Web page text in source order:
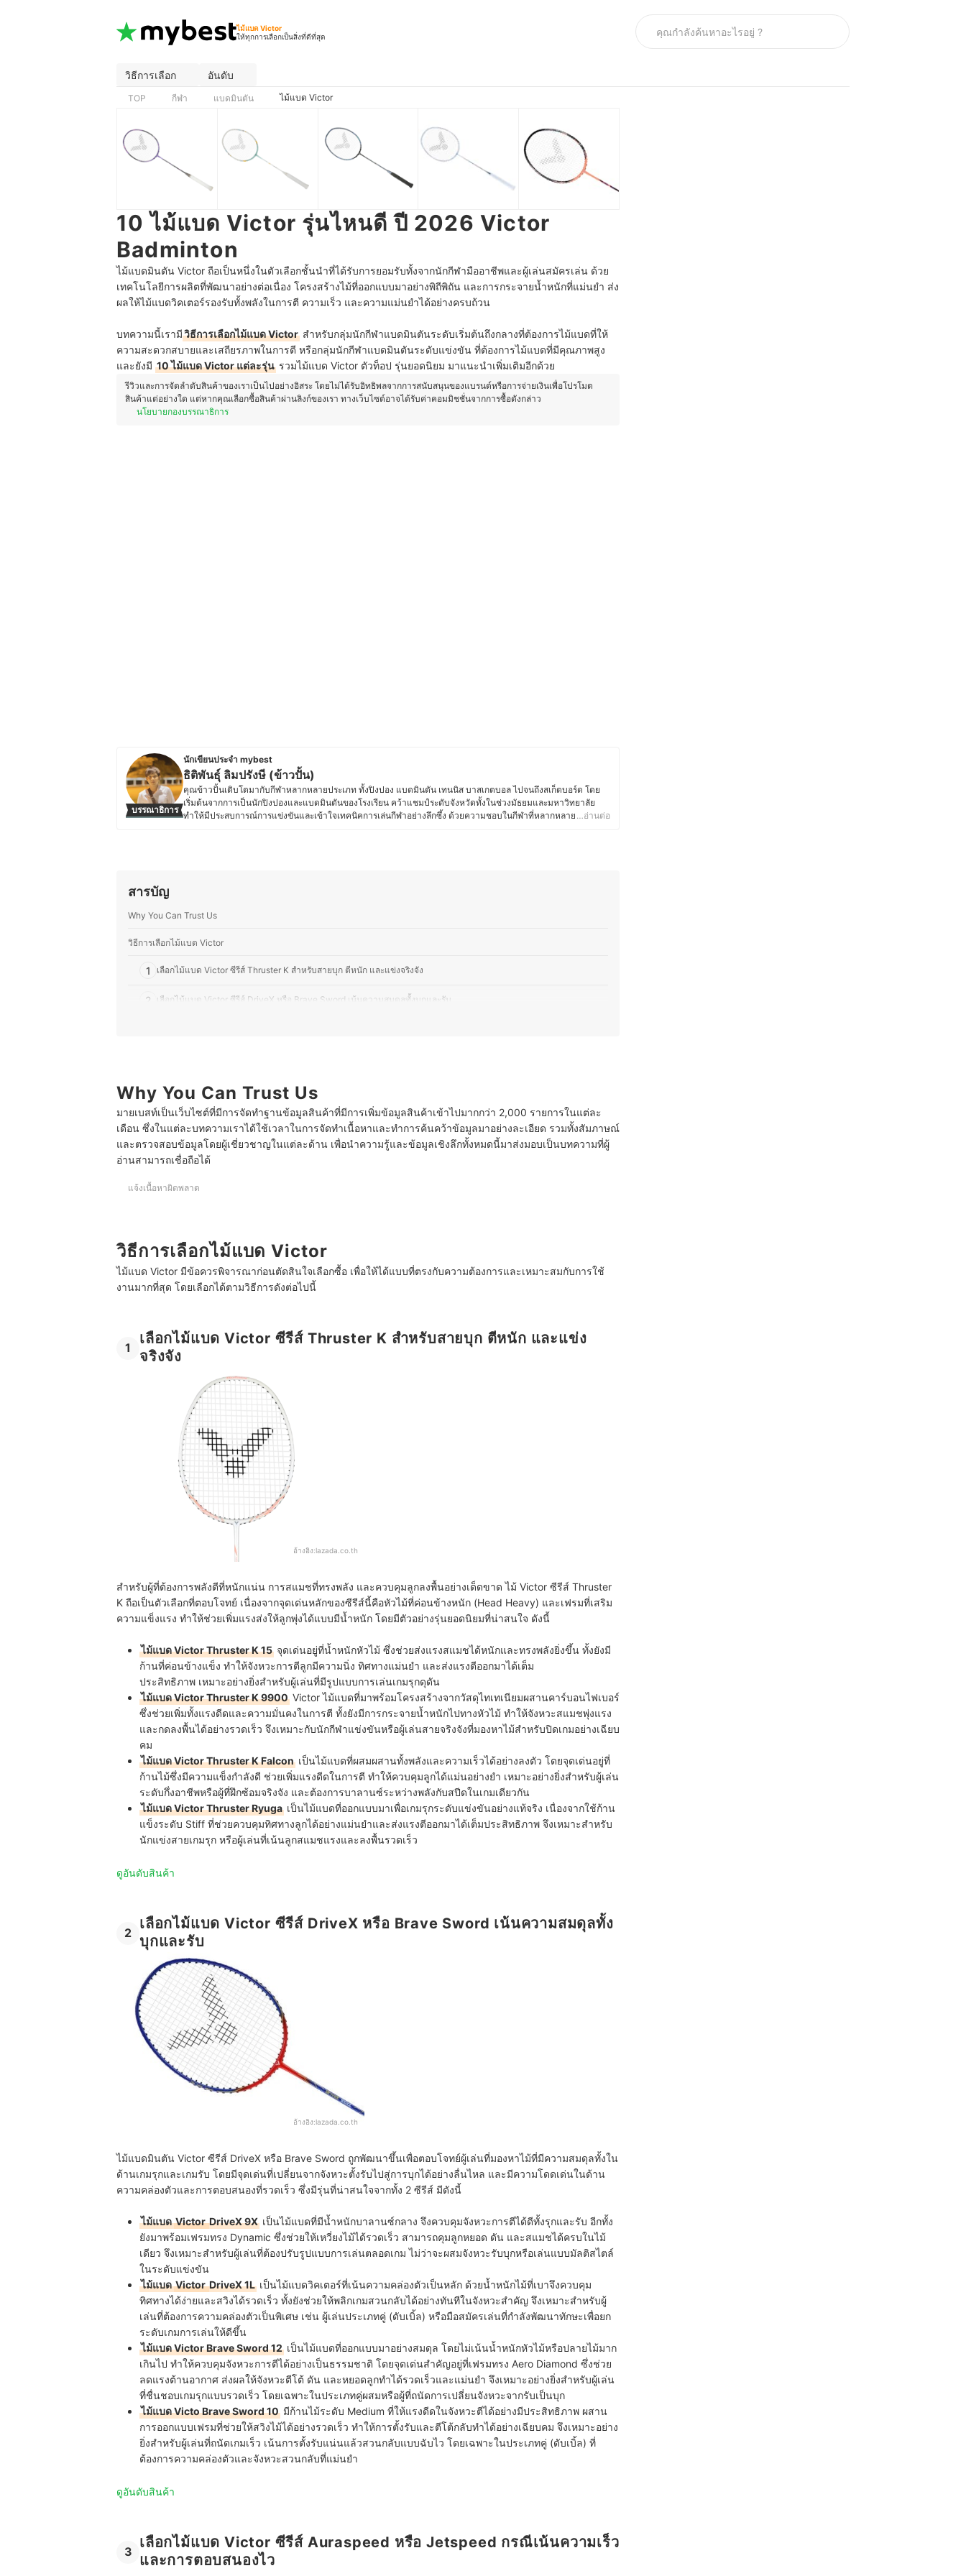
ไม้แบด Victor
ให้ทุกการเลือกเป็นสิ่งที่ดีที่สุด
วิธีการเลือก อันดับ
TOP กีฬา แบดมินตัน ไม้แบด Victor
10 ไม้แบด Victor รุ่นไหนดี ปี 2026 Victor
Badminton
ไม้แบดมินตัน Victor ถือเป็นหนึ่งในตัวเลือกชั้นนำที่ได้รับการยอมรับทั้งจากนักกีฬามืออาชีพและผู้เล่นสมัครเล่น ด้วย
เทคโนโลยีการผลิตที่พัฒนาอย่างต่อเนื่อง โครงสร้างไม้ที่ออกแบบมาอย่างพิถีพิถัน และการกระจายน้ำหนักที่แม่นยำ ส่ง
ผลให้ไม้แบดวิคเตอร์รองรับทั้งพลังในการตี ความเร็ว และความแม่นยำได้อย่างครบถ้วน
บทความนี้เรามีวิธีการเลือกไม้แบด Victor สำหรับกลุ่มนักกีฬาแบดมินตันระดับเริ่มต้นถึงกลางที่ต้องการไม้แบดที่ให้
ความสะดวกสบายและเสถียรภาพในการตี หรือกลุ่มนักกีฬาแบดมินตันระดับแข่งขัน ที่ต้องการไม้แบดที่มีคุณภาพสูง
และยังมี 10 ไม้แบด Victor แต่ละรุ่น รวมไม้แบด Victor ตัวท็อป รุ่นยอดนิยม มาแนะนำเพิ่มเติมอีกด้วย
รีวิวและการจัดลำดับสินค้าของเราเป็นไปอย่างอิสระ โดยไม่ได้รับอิทธิพลจากการสนับสนุนของแบรนด์หรือการจ่ายเงินเพื่อโปรโมต
สินค้าแต่อย่างใด แต่หากคุณเลือกซื้อสินค้าผ่านลิงก์ของเรา ทางเว็บไซต์อาจได้รับค่าคอมมิชชั่นจากการซื้อดังกล่าว
นโยบายกองบรรณาธิการ
บรรณาธิการ
นักเขียนประจำ mybest
ธิติพันธุ์ ลิมปรังษี (ข้าวปั้น)
คุณข้าวปั้นเติบโตมากับกีฬาหลากหลายประเภท ทั้งปิงปอง แบดมินตัน เทนนิส บาสเกตบอล ไปจนถึงสเก็ตบอร์ด โดย
เริ่มต้นจากการเป็นนักปิงปองและแบดมินตันของโรงเรียน คว้าแชมป์ระดับจังหวัดทั้งในช่วงมัธยมและมหาวิทยาลัย
ทำให้มีประสบการณ์การแข่งขันและเข้าใจเทคนิคการเล่นกีฬาอย่างลึกซึ้ง ด้วยความชอบในกีฬาที่หลากหลาย ทำให้
…อ่านต่อ
สารบัญ
Why You Can Trust Us
วิธีการเลือกไม้แบด Victor
1 เลือกไม้แบด Victor ซีรีส์ Thruster K สำหรับสายบุก ตีหนัก และแข่งจริงจัง
2 เลือกไม้แบด Victor ซีรีส์ DriveX หรือ Brave Sword เน้นความสมดุลทั้งบุกและรับ
5 เลือกไม้แบด Victor รุ่น Capsule Collection หากชอบไม้แบดลิมิเต็ด มีดีไซน์เฉพาะตัว
10 ไม้แบด Victor รุ่นไหนดี Victor Badminton
บทความที่เกี่ยวข้องกับไม้แบด Victor
Why You Can Trust Us
มายเบสท์เป็นเว็บไซต์ที่มีการจัดทำฐานข้อมูลสินค้าที่มีการเพิ่มข้อมูลสินค้าเข้าไปมากกว่า 2,000 รายการในแต่ละ
เดือน ซึ่งในแต่ละบทความเราได้ใช้เวลาในการจัดทำเนื้อหาและทำการค้นคว้าข้อมูลมาอย่างละเอียด รวมทั้งสัมภาษณ์
และตรวจสอบข้อมูลโดยผู้เชี่ยวชาญในแต่ละด้าน เพื่อนำความรู้และข้อมูลเชิงลึกทั้งหมดนี้มาส่งมอบเป็นบทความที่ผู้
อ่านสามารถเชื่อถือได้
แจ้งเนื้อหาผิดพลาด
วิธีการเลือกไม้แบด Victor
ไม้แบด Victor มีข้อควรพิจารณาก่อนตัดสินใจเลือกซื้อ เพื่อให้ได้แบบที่ตรงกับความต้องการและเหมาะสมกับการใช้
งานมากที่สุด โดยเลือกได้ตามวิธีการดังต่อไปนี้
1
เลือกไม้แบด Victor ซีรีส์ Thruster K สำหรับสายบุก ตีหนัก และแข่ง
จริงจัง
อ้างอิง:lazada.co.th
สำหรับผู้ที่ต้องการพลังตีที่หนักแน่น การสแมชที่ทรงพลัง และควบคุมลูกลงพื้นอย่างเด็ดขาด ไม้ Victor ซีรีส์ Thruster
K ถือเป็นตัวเลือกที่ตอบโจทย์ เนื่องจากจุดเด่นหลักของซีรีส์นี้คือหัวไม้ที่ค่อนข้างหนัก (Head Heavy) และเฟรมที่เสริม
ความแข็งแรง ทำให้ช่วยเพิ่มแรงส่งให้ลูกพุ่งได้แบบมีน้ำหนัก โดยมีตัวอย่างรุ่นยอดนิยมที่น่าสนใจ ดังนี้
ไม้แบด Victor Thruster K 15 จุดเด่นอยู่ที่น้ำหนักหัวไม้ ซึ่งช่วยส่งแรงสแมชได้หนักและทรงพลังยิ่งขึ้น ทั้งยังมี
ก้านที่ค่อนข้างแข็ง ทำให้จังหวะการตีลูกมีความนิ่ง ทิศทางแม่นยำ และส่งแรงตีออกมาได้เต็ม
ประสิทธิภาพ เหมาะอย่างยิ่งสำหรับผู้เล่นที่มีรูปแบบการเล่นเกมรุกดุดัน
ไม้แบด Victor Thruster K 9900 Victor ไม้แบดที่มาพร้อมโครงสร้างจากวัสดุไทเทเนียมผสานคาร์บอนไฟเบอร์
ซึ่งช่วยเพิ่มทั้งแรงดีดและความมั่นคงในการตี ทั้งยังมีการกระจายน้ำหนักไปทางหัวไม้ ทำให้จังหวะสแมชพุ่งแรง
และกดลงพื้นได้อย่างรวดเร็ว จึงเหมาะกับนักกีฬาแข่งขันหรือผู้เล่นสายจริงจังที่มองหาไม้สำหรับปิดเกมอย่างเฉียบ
คม
ไม้แบด Victor Thruster K Falcon เป็นไม้แบดที่ผสมผสานทั้งพลังและความเร็วได้อย่างลงตัว โดยจุดเด่นอยู่ที่
ก้านไม้ซึ่งมีความแข็งกำลังดี ช่วยเพิ่มแรงดีดในการตี ทำให้ควบคุมลูกได้แม่นอย่างยำ เหมาะอย่างยิ่งสำหรับผู้เล่น
ระดับกึ่งอาชีพหรือผู้ที่ฝึกซ้อมจริงจัง และต้องการบาลานซ์ระหว่างพลังกับสปีดในเกมเดียวกัน
ไม้แบด Victor Thruster Ryuga เป็นไม้แบดที่ออกแบบมาเพื่อเกมรุกระดับแข่งขันอย่างแท้จริง เนื่องจากใช้ก้าน
แข็งระดับ Stiff ที่ช่วยควบคุมทิศทางลูกได้อย่างแม่นยำและส่งแรงตีออกมาได้เต็มประสิทธิภาพ จึงเหมาะสำหรับ
นักแข่งสายเกมรุก หรือผู้เล่นที่เน้นลูกสแมชแรงและลงพื้นรวดเร็ว
ดูอันดับสินค้า
2
เลือกไม้แบด Victor ซีรีส์ DriveX หรือ Brave Sword เน้นความสมดุลทั้ง
บุกและรับ
อ้างอิง:lazada.co.th
ไม้แบดมินตัน Victor ซีรีส์ DriveX หรือ Brave Sword ถูกพัฒนาขึ้นเพื่อตอบโจทย์ผู้เล่นที่มองหาไม้ที่มีความสมดุลทั้งใน
ด้านเกมรุกและเกมรับ โดยมีจุดเด่นที่เปลี่ยนจากจังหวะตั้งรับไปสู่การบุกได้อย่างลื่นไหล และมีความโดดเด่นในด้าน
ความคล่องตัวและการตอบสนองที่รวดเร็ว ซึ่งมีรุ่นที่น่าสนใจจากทั้ง 2 ซีรีส์ มีดังนี้
ไม้แบดVictorDriveX 9X เป็นไม้แบดที่มีน้ำหนักบาลานซ์กลาง จึงควบคุมจังหวะการตีได้ดีทั้งรุกและรับ อีกทั้ง
ยังมาพร้อมเฟรมทรง Dynamic ซึ่งช่วยให้เหวี่ยงไม้ได้รวดเร็ว สามารถคุมลูกหยอด ดัน และสแมชได้ครบในไม้
เดียว จึงเหมาะสำหรับผู้เล่นที่ต้องปรับรูปแบบการเล่นตลอดเกม ไม่ว่าจะผสมจังหวะรับบุกหรือเล่นแบบมัลติสไตล์
ในระดับแข่งขัน
ไม้แบดVictorDriveX 1L เป็นไม้แบดวิคเตอร์ที่เน้นความคล่องตัวเป็นหลัก ด้วยน้ำหนักไม้ที่เบาจึงควบคุม
ทิศทางได้ง่ายและสวิงได้รวดเร็ว ทั้งยังช่วยให้พลิกเกมสวนกลับได้อย่างทันทีในจังหวะสำคัญ จึงเหมาะสำหรับผู้
เล่นที่ต้องการความคล่องตัวเป็นพิเศษ เช่น ผู้เล่นประเภทคู่ (ดับเบิ้ล) หรือมือสมัครเล่นที่กำลังพัฒนาทักษะเพื่อยก
ระดับเกมการเล่นให้ดีขึ้น
ไม้แบด Victor Brave Sword 12 เป็นไม้แบดที่ออกแบบมาอย่างสมดุล โดยไม่เน้นน้ำหนักหัวไม้หรือปลายไม้มาก
เกินไป ทำให้ควบคุมจังหวะการตีได้อย่างเป็นธรรมชาติ โดยจุดเด่นสำคัญอยู่ที่เฟรมทรง Aero Diamond ซึ่งช่วย
ลดแรงต้านอากาศ ส่งผลให้จังหวะตีโต้ ดัน และหยอดลูกทำได้รวดเร็วและแม่นยำ จึงเหมาะอย่างยิ่งสำหรับผู้เล่น
ที่ชื่นชอบเกมรุกแบบรวดเร็ว โดยเฉพาะในประเภทคู่ผสมหรือผู้ที่ถนัดการเปลี่ยนจังหวะจากรับเป็นบุก
ไม้แบด Victo Brave Sword 10 มีก้านไม้ระดับ Medium ที่ให้แรงดีดในจังหวะตีได้อย่างมีประสิทธิภาพ ผสาน
การออกแบบเฟรมที่ช่วยให้สวิงไม้ได้อย่างรวดเร็ว ทำให้การตั้งรับและตีโต้กลับทำได้อย่างเฉียบคม จึงเหมาะอย่าง
ยิ่งสำหรับผู้เล่นที่ถนัดเกมเร็ว เน้นการตั้งรับแน่นแล้วสวนกลับแบบฉับไว โดยเฉพาะในประเภทคู่ (ดับเบิ้ล) ที่
ต้องการความคล่องตัวและจังหวะสวนกลับที่แม่นยำ
ดูอันดับสินค้า
3
เลือกไม้แบด Victor ซีรีส์ Auraspeed หรือ Jetspeed กรณีเน้นความเร็ว
และการตอบสนองไว